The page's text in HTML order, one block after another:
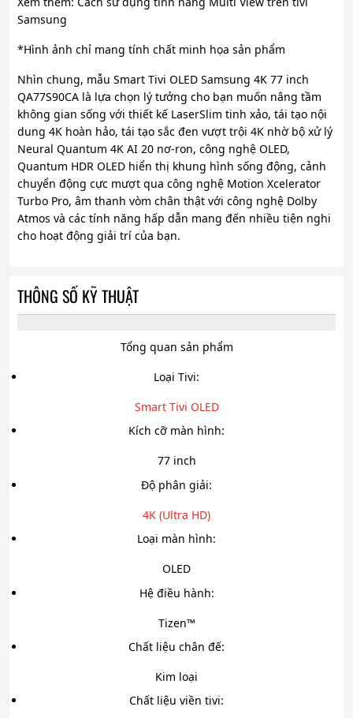
Samsung
*Hình ảnh chỉ mang tính chất minh họa sản phẩm
Nhìn chung, mẫu Smart Tivi OLED Samsung 4K 77 inch
QA77S90CA là lựa chọn lý tưởng cho bạn muốn nâng tầm
không gian sống với thiết kế LaserSlim tinh xảo, tái tạo nội
dung 4K hoàn hảo, tái tạo sắc đen vượt trội 4K nhờ bộ xử lý
Neural Quantum 4K AI 20 nơ-ron, công nghệ OLED,
Quantum HDR OLED hiển thị khung hình sống động, cảnh
chuyển động cực mượt qua công nghệ Motion Xcelerator
Turbo Pro, âm thanh vòm chân thật với công nghệ Dolby
Atmos và các tính năng hấp dẫn mang đến nhiều tiện nghi
cho hoạt động giải trí của bạn.
THÔNG SỐ KỸ THUẬT
Tổng quan sản phẩm
Loại Tivi:
Smart Tivi OLED
Kích cỡ màn hình:
77 inch
Độ phân giải:
4K (Ultra HD)
Loại màn hình:
OLED
Hệ điều hành:
Tizen™
Chất liệu chân đế:
Kim loại
Chất liệu viền tivi: